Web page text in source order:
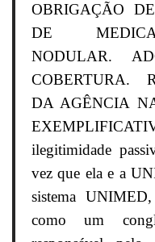
OBRIGAÇÃO
DE
NODULAR.
COBERTURA.
DA AGÊNCIA
ilegitimidade
vez que ela e a
sistema
como um